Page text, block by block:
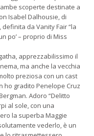
scoperte destinate a
Isabel Dalhousie, di
da Vanity Fair “la
po’ – proprio di Miss
apprezzabilissimo il
ma anche la vecchia
preziosa con un cast
ho gradito Penelope Cruz
Adoro “Delitto
al sole, con una
la superba Maggie
vederlo, è un